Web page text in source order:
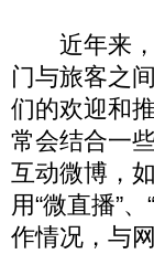
近年来，
门与旅客之
们的欢迎和
常会结合一
互动微博，
用“微直播”
作情况，与